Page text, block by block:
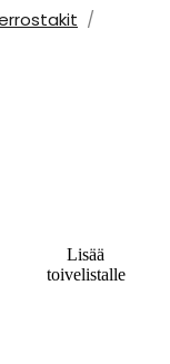
Lisää
toivelistalle